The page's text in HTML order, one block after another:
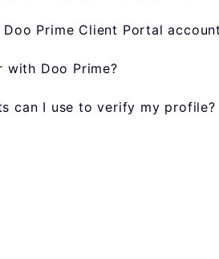
Prime Client Portal
with Doo Prime?
can I use to verify my profile?